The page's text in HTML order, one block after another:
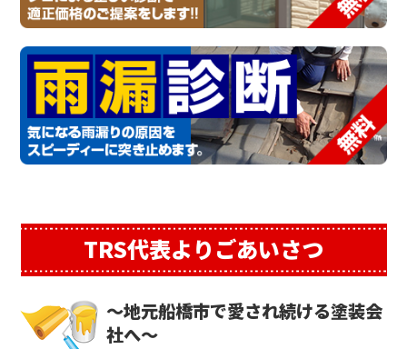
TRS代表よりごあいさつ
～地元船橋市で愛され続ける塗装会
社へ～